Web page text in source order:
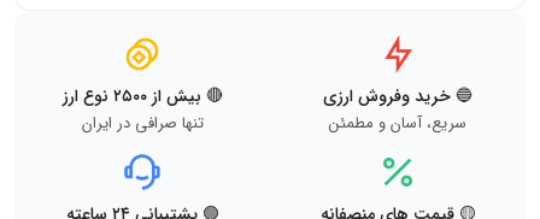
🔵 خرید وفروش ارزی
سریع، آسان و مطمئن
🔴 بیش از ۲۵۰۰ نوع ارز
تنها صرافی در ایران